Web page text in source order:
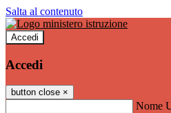
Salta al contenuto
Accedi
Accedi
button close ×
Nome